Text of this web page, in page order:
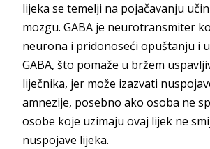
lijeka se temelji na pojačavanju
mozgu. GABA je neurotransmiter
neurona i pridonoseći opuštanju i
GABA, što pomaže u bržem
liječnika, jer može izazvati
amnezije, posebno ako osoba ne
osobe koje uzimaju ovaj lijek ne
nuspojave lijeka.